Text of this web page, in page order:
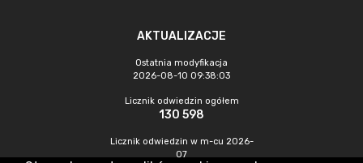
AKTUALIZACJE
Ostatnia modyfikacja
2026-08-10 09:38:03
Licznik odwiedzin ogółem
130 598
Licznik odwiedzin w m-cu 2026-
07